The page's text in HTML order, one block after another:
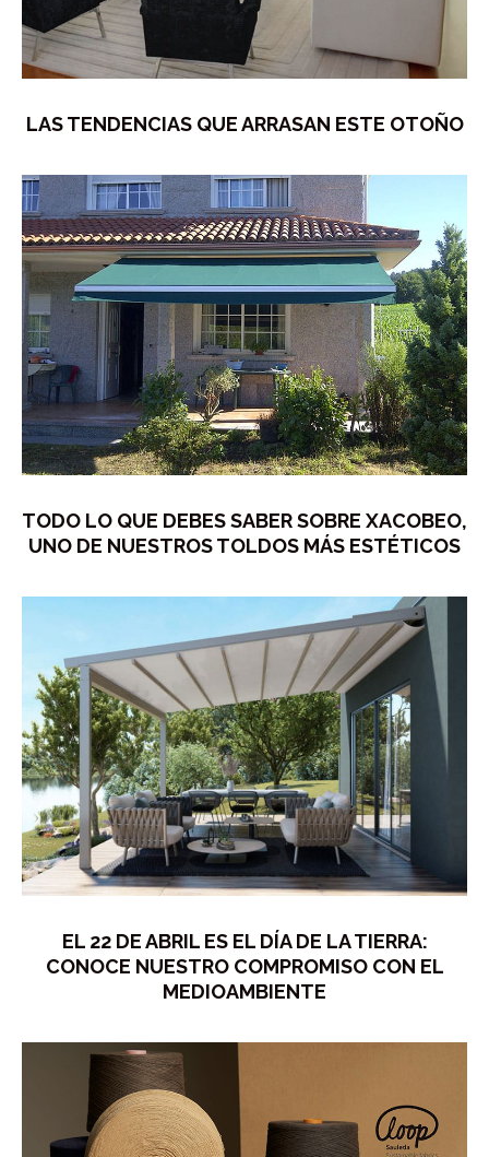
LAS TENDENCIAS QUE ARRASAN ESTE OTOÑO
TODO LO QUE DEBES SABER SOBRE XACOBEO,
UNO DE NUESTROS TOLDOS MÁS ESTÉTICOS
EL 22 DE ABRIL ES EL DÍA DE LA TIERRA:
CONOCE NUESTRO COMPROMISO CON EL
MEDIOAMBIENTE